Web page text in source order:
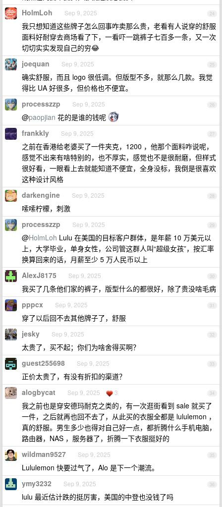
24
HolmLoh Sep 9, 2025
我只想知道这些牌子怎么回事咋卖那么贵，老看有人说穿的舒服
面料好耐穿去商场看了下，一看吓一跳裤子七百多一条，又一次
切切实实发现自己的穷😂
25
joequan Sep 9, 2025
确实舒服，而且 logo 很低调。但版型不多，就那么几款。我觉
得比 UA 好很多，但价格也不便宜。
26
processzzp Sep 9, 2025
@paopjian 花的是谁的钱呢
27
frankkly Sep 9, 2025
之前在香港给老婆买了一件夹克，1200 ，他那个面料咋说呢，
感觉不出来有啥特别的，也不厚实，感觉也不是很耐磨，但样式
很好看，一眼看上去就能知道不便宜，全身没标，我倒是很喜欢
这种设计风格
28
darkengine Sep 9, 2025
嗦嗦柠檬，刺激
29
processzzp Sep 9, 2025
@HolmLoh Lulu 在美国的目标客户群体，是年薪 10 万美元以
上，大学毕业，单身女性，公司管这群人叫“超级女孩”，按汇率
换算回来的话，月薪至少 5 万人民币以上
30
AlexJ8175 Sep 9, 2025
我买了几条他们家的裤子，版型什么的都很好，除了贵没啥毛病
31
pppcx Sep 9, 2025
穿了以后回不去其他牌子了，舒服
32
jesky Sep 9, 2025
太贵了，买不起；你们为啥舍得买啊？
33
guest255698 Sep 9, 2025
正价太贵了，有没有折扣的渠道？
34
alogbycat Sep 9, 2025 3
我之前也是穿安德玛耐克之类的，有一次逛街看到 sale 就买了
一件，之后就再也回不去了，从此买的衣服全都是 lululemon ，
真的舒服。男生多少也得对自己好一点，都折腾什么手机电脑，
路由器，NAS ，服务器了，折腾一下衣服挺好的
35
wildman9527 Sep 9, 2025
Lululemon 快要过气了，Alo 是下一个潮流。
36
ymy3232 Sep 9, 2025
lulu 最近估计跌的挺厉害，美国的中登也没钱了吗